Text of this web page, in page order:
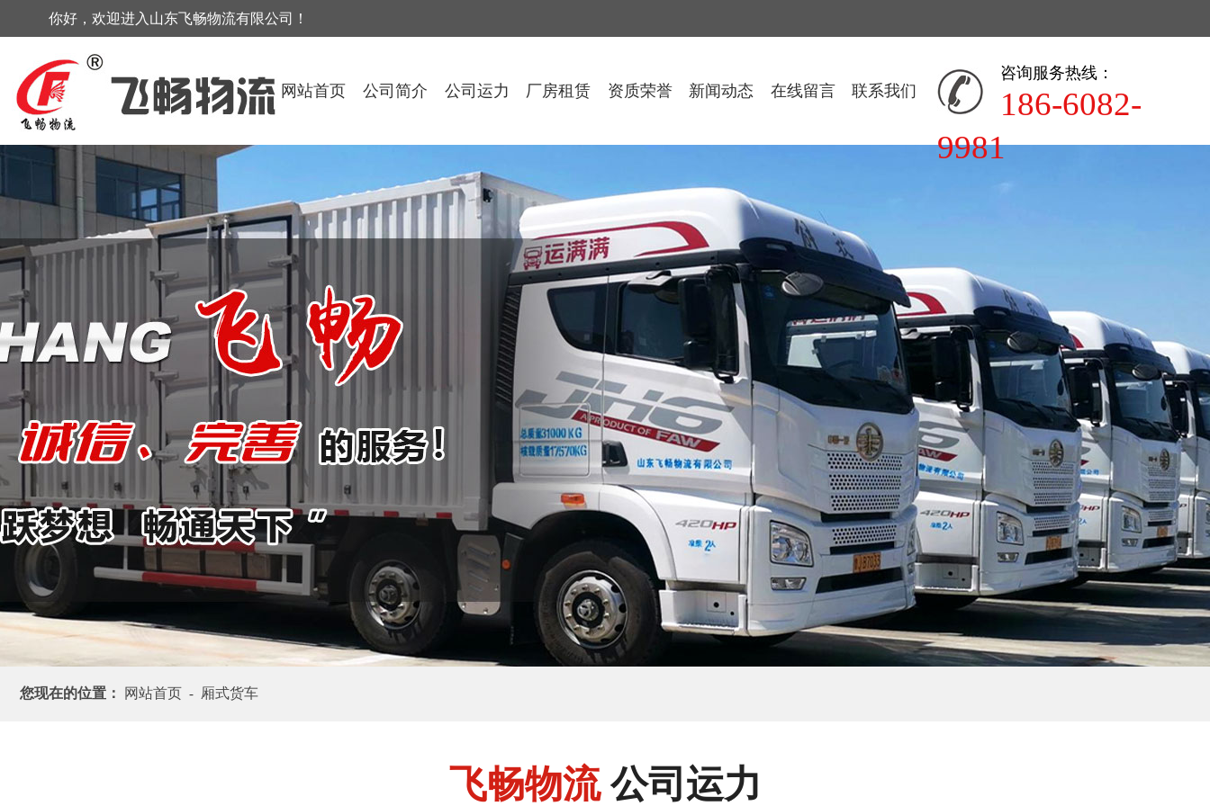
你好，欢迎进入山东飞畅物流有限公司！
网站首页 公司简介 公司运力 厂房租赁 资质荣誉 新闻动态 在线留言 联系我们
咨询服务热线：
186-6082-
9981
您现在的位置： 网站首页 - 厢式货车
飞畅物流公司运力